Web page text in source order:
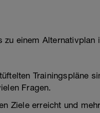
einem Alternativplan
Trainingspläne
Fragen.
Ziele erreicht und